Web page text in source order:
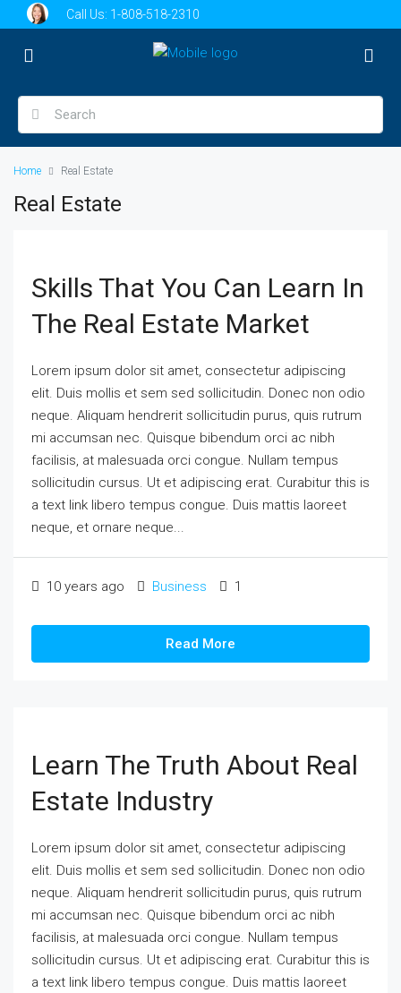
Call Us: 1-808-518-2310
Home Real Estate
Real Estate
Skills That You Can Learn In
The Real Estate Market
Lorem ipsum dolor sit amet, consectetur adipiscing
elit. Duis mollis et sem sed sollicitudin. Donec non odio
neque. Aliquam hendrerit sollicitudin purus, quis rutrum
mi accumsan nec. Quisque bibendum orci ac nibh
facilisis, at malesuada orci congue. Nullam tempus
sollicitudin cursus. Ut et adipiscing erat. Curabitur this is
a text link libero tempus congue. Duis mattis laoreet
neque, et ornare neque...
10 years ago Business 1
Read More
Learn The Truth About Real
Estate Industry
Lorem ipsum dolor sit amet, consectetur adipiscing
elit. Duis mollis et sem sed sollicitudin. Donec non odio
neque. Aliquam hendrerit sollicitudin purus, quis rutrum
mi accumsan nec. Quisque bibendum orci ac nibh
facilisis, at malesuada orci congue. Nullam tempus
sollicitudin cursus. Ut et adipiscing erat. Curabitur this is
a text link libero tempus congue. Duis mattis laoreet